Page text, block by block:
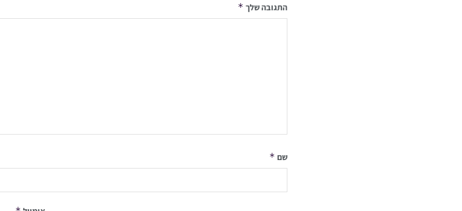
התגובה שלך *
שם *